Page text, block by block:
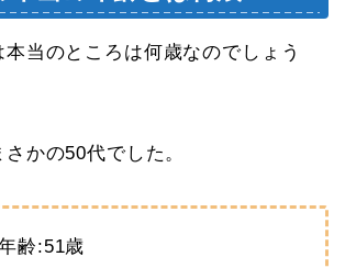
当のところは何歳なのでしょう
かの50代でした。
齢:51歳